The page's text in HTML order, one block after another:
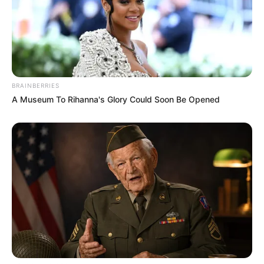
I sa teatarskom sporosti pocepao je ček.
Tišina.
Elena ga je mirno pogledala:
BRAINBERRIES
A Museum To Rihanna's Glory Could Soon Be Opened